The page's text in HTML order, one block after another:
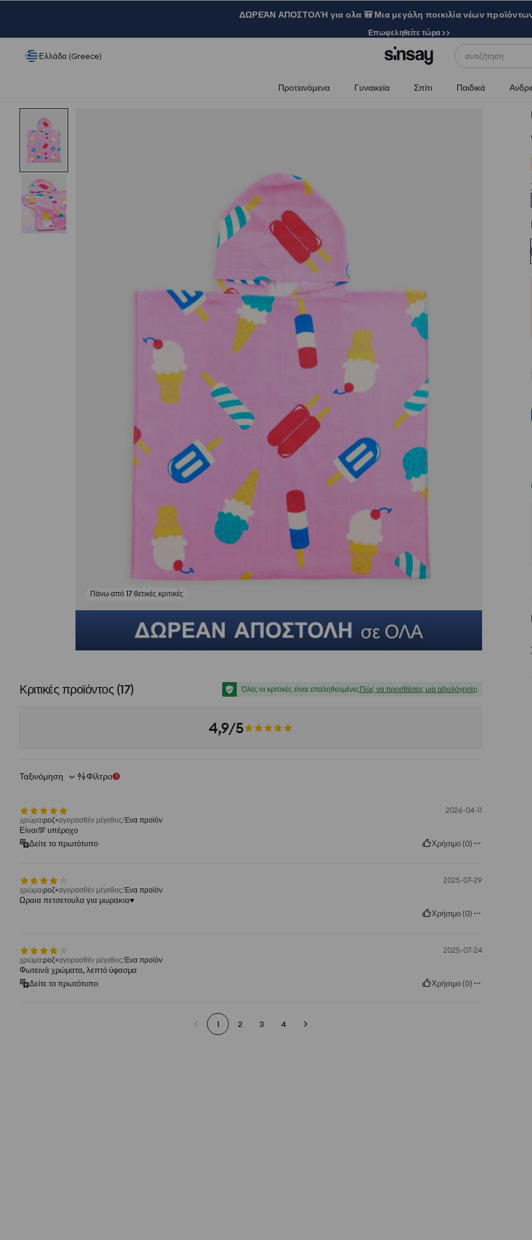
ΔΩΡΕΆΝ ΑΠΟΣΤΟΛΉ για ολα 🎒 Μια μεγάλη ποικιλία νέων
Επωφεληθείτε τώρα >>
Ελλάδα (Greece) αναζήτηση
Προτεινόμενα Γυναικεία Σπίτι Παιδικά
Πάνω από 17 θετικές κριτικές
Δες φωτογραφίες από αξιολογήσεις
Κριτικές προϊόντος (17) Όλες οι κριτικές είναι επαληθευμένεςΠώς να προσθέσεις μια αξιολόγηση;
4,9/5
Ταξινόμηση Φίλτρο 1
2026-04-11
χρώμα:ροζ αγορασθέν μέγεθος:Ένα προϊόν
Είναι💯 υπέροχο
Δείτε το πρωτότυπο
Χρήσιμο(0)
2025-07-29
χρώμα:ροζ αγορασθέν μέγεθος:Ένα προϊόν
Ωραια πετσετουλα για μωρακια♥️
Χρήσιμο(0)
2025-07-24
χρώμα:ροζ αγορασθέν μέγεθος:Ένα προϊόν
Φωτεινά χρώματα, λεπτό ύφασμα
Δείτε το πρωτότυπο
Χρήσιμο(0)
1 2 3 4